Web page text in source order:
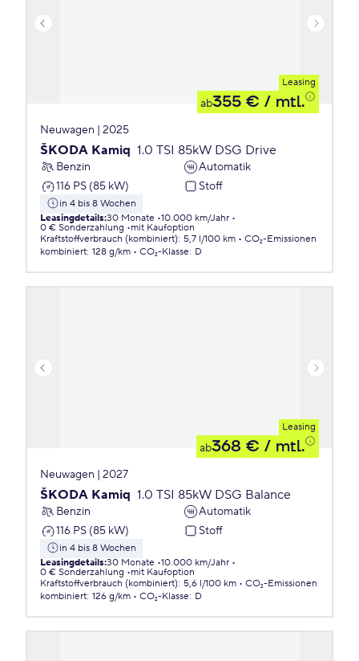
Leasing
ab355 € / mtl.
Neuwagen | 2025
ŠKODA Kamiq 1.0 TSI 85kW DSG Drive
Benzin
Automatik
116 PS (85 kW)
Stoff
in 4 bis 8 Wochen
Leasingdetails:30 Monate 10.000 km/Jahr
0 € Sonderzahlung
mit Kaufoption
Kraftstoffverbrauch (kombiniert): 5,7 l/100 km
CO₂-Emissionen
kombiniert: 128 g/km CO₂-Klasse: D
Leasing
ab368 € / mtl.
Neuwagen | 2027
ŠKODA Kamiq 1.0 TSI 85kW DSG Balance
Benzin
Automatik
116 PS (85 kW)
Stoff
in 4 bis 8 Wochen
Leasingdetails:30 Monate 10.000 km/Jahr
0 € Sonderzahlung
mit Kaufoption
Kraftstoffverbrauch (kombiniert): 5,6 l/100 km
CO₂-Emissionen
kombiniert: 126 g/km CO₂-Klasse: D